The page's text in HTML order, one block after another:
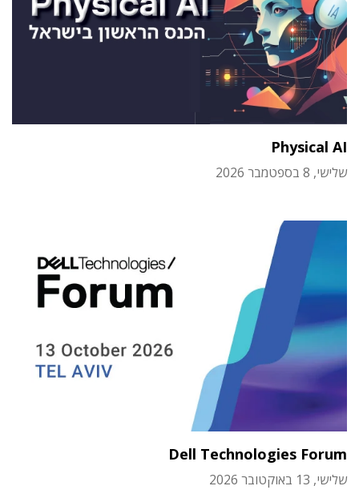
Physical AI
שלישי, 8 בספטמבר 2026
Dell Technologies Forum
שלישי, 13 באוקטובר 2026